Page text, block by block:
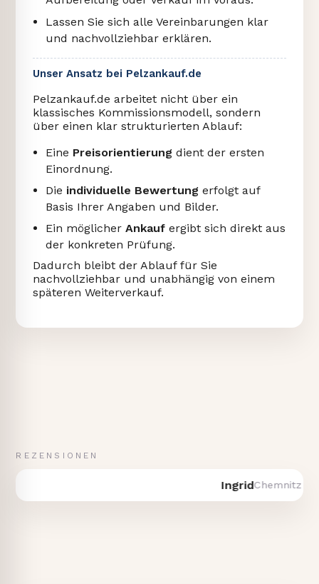
Lassen Sie sich alle Vereinbarungen klar
und nachvollziehbar erklären.
Unser Ansatz bei Pelzankauf.de
Pelzankauf.de arbeitet nicht über ein
klassisches Kommissionsmodell, sondern
über einen klar strukturierten Ablauf:
Eine Preisorientierung dient der ersten
Einordnung.
Die individuelle Bewertung erfolgt auf
Basis Ihrer Angaben und Bilder.
Ein möglicher Ankauf ergibt sich direkt aus
der konkreten Prüfung.
Dadurch bleibt der Ablauf für Sie
nachvollziehbar und unabhängig von einem
späteren Weiterverkauf.
REZENSIONEN
IngridChemnitz ·